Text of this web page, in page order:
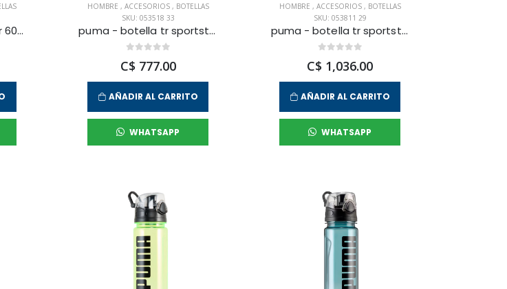
puma - botella shaker 600 ml para hombre
HOMBRE , ACCESORIOS , BOTELLAS
SKU: 053518 33
puma - botella tr sportstyle 600 ml para hombre
C$ 777.00
AÑADIR AL CARRITO
WHATSAPP
HOMBRE , ACCESORIOS , BOTELLAS
SKU: 053811 29
puma - botella tr sportstyle 1000 ml para hombre
C$ 1,036.00
AÑADIR AL CARRITO
WHATSAPP